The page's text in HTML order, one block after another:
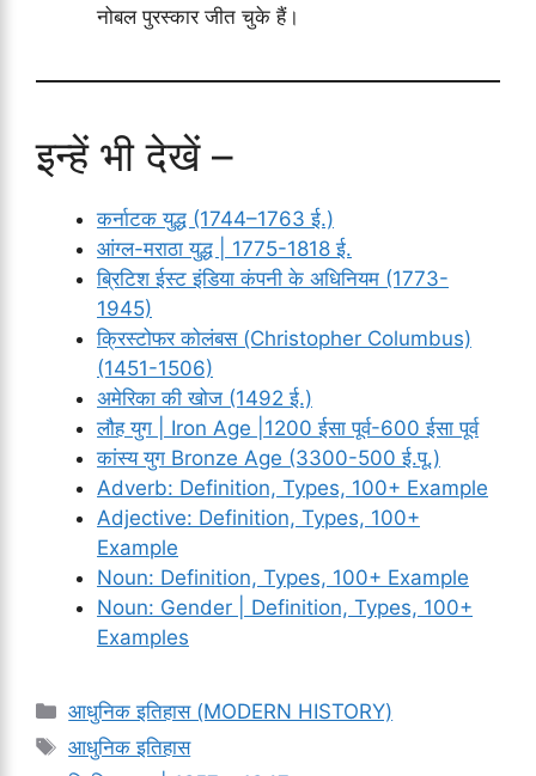
नोबल पुरस्कार जीत चुके हैं।
इन्हें भी देखें –
कर्नाटक युद्ध (1744–1763 ई.)
आंग्ल-मराठा युद्ध | 1775-1818 ई.
ब्रिटिश ईस्ट इंडिया कंपनी के अधिनियम (1773-
1945)
क्रिस्टोफर कोलंबस (Christopher Columbus)
(1451-1506)
अमेरिका की खोज (1492 ई.)
लौह युग | Iron Age |1200 ईसा पूर्व-600 ईसा पूर्व
कांस्य युग Bronze Age (3300-500 ई.पू.)
Adverb: Definition, Types, 100+ Example
Adjective: Definition, Types, 100+
Example
Noun: Definition, Types, 100+ Example
Noun: Gender | Definition, Types, 100+
Examples
Categories
आधुनिक इतिहास (MODERN HISTORY)
Tags
आधुनिक इतिहास